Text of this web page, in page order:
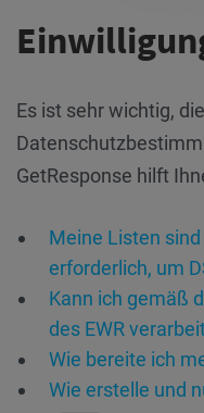
Es ist sehr wichtig,
GetResponse hilft
Meine Listen
erforderlich, um
Kann ich gemäß
des EWR
Wie bereite ich
Wie erstelle und